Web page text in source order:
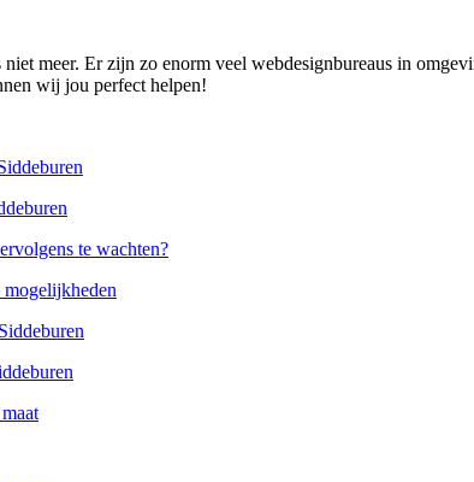
niet meer. Er zijn zo enorm veel webdesignbureaus in
wij jou perfect helpen!
te wachten?
mogelijkheden